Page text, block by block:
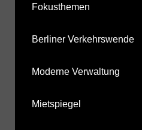
Fokusthemen
Berliner Verkehrswende
Moderne Verwaltung
Mietspiegel